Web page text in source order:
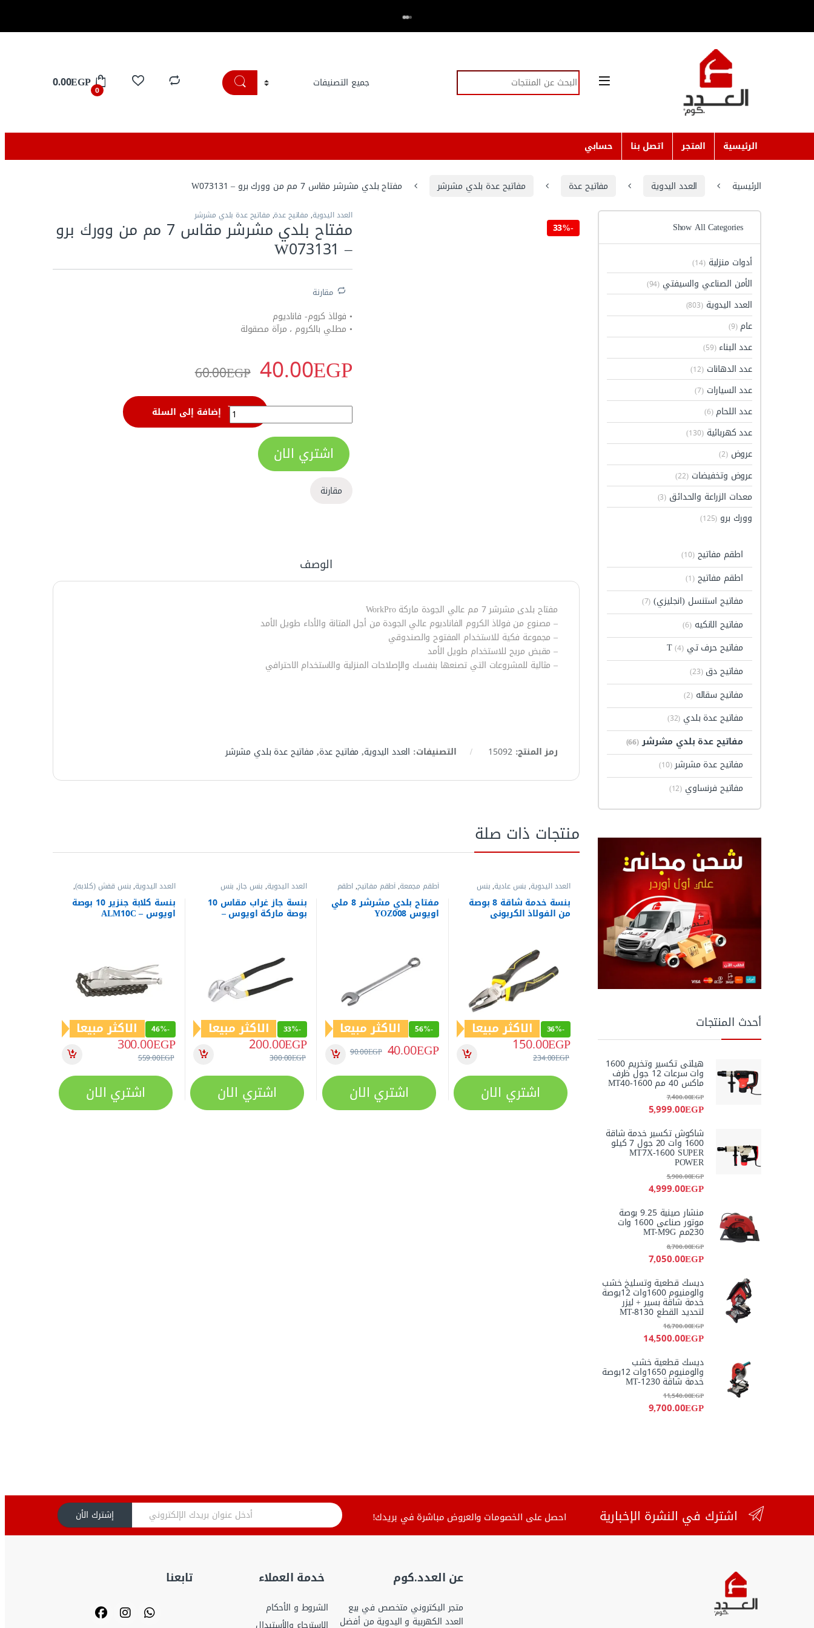
Search for:
0
0.00EGP
الرئيسية المتجر اتصل بنا حسابي
الرئيسية العدد اليدوية مفاتيح عدة مفاتيح عدة بلدي مشرشر مفتاح بلدي مشرشر مقاس 7 مم من وورك برو – W073131
-
33%
العدد اليدوية, مفاتيح عدة, مفاتيح عدة بلدي مشرشر
مفتاح بلدي مشرشر مقاس 7 مم من وورك برو
– W073131
مقارنة
• فولاذ كروم- فاناديوم
• مطلي بالكروم ، مرآة مصقولة
40.00EGP
60.00EGP
مفتاح بلدي مشرشر مقاس 7 مم من وورك برو - W073131 quantity إضافة إلى السلة
اشتري الان
مقارنة
الوصف
مفتاح بلدى مشرشر 7 مم عالي الجودة ماركة WorkPro
– مصنوع من فولاذ الكروم الفاناديوم عالي الجودة من أجل المتانة والأداء طويل الأمد
– مجموعة فكية للاستخدام المفتوح والصندوقي
– مقبض مريح للاستخدام طويل الأمد
– مثالية للمشروعات التي تصنعها بنفسك والإصلاحات المنزلية والاستخدام الاحترافي
رمز المنتج:15092 التصنيفات: العدد اليدوية, مفاتيح عدة, مفاتيح عدة بلدي مشرشر
منتجات ذات صلة
العدد اليدوية, بنس عادية,بنس
وقصافات
بنسة خدمة شاقة 8 بوصة
من الفولاذ الكربوني
ALU815 من اويوس
-
36% الاكثر مبيعا
150.00EGP
234.00EGP
اشتري الان
أطقم مجمعة,أطقم مفاتيح,اطقم
مفاتيح العدد اليدوية مفاتيح عدة
مفاتيح عدة بلدي مشرشر مفتاح بلدي مشرشر 8 ملي
اويوس YOZ008
-
56% الاكثر مبيعا
40.00EGP
90.00EGP
اشتري الان
العدد اليدوية, بنس جاز, بنس
وقصافات
بنسة جاز غراب مقاس 10
بوصة ماركة اويوس –
ALL210
-
33% الاكثر مبيعا
200.00EGP
300.00EGP
اشتري الان
العدد اليدوية,بنس قفش (كلابه),
بنس وقصافات, مفاتيح عدة
بنسة كلابة جنزير 10 بوصة
اويوس – ALM10C
-
46% الاكثر مبيعا
300.00EGP
559.00EGP
اشتري الان
Show All Categories
أدوات منزلية(14)
الأمن الصناعي والسيفتي (94)
العدد اليدوية(803)
عام(9)
عدد البناء(59)
عدد الدهانات(12)
عدد السيارات(7)
عدد اللحام(6)
عدد كهربائية(130)
عروض(2)
عروض وتخفيضات(22)
معدات الزراعة والحدائق (3)
وورك برو (125)
اطقم مفاتيح(10)
اطقم مفاتيح(1)
مفاتيح استنسل (انجليزي) (7)
مفاتيح الانكيه (6)
مفاتيح حرف تي T(4)
مفاتيح دق(23)
مفاتيح سقاله(2)
مفاتيح عدة بلدي (32)
مفاتيح عدة بلدي مشرشر(66)
مفاتيح عدة مشرشر(10)
مفاتيح فرنساوي (12)
أحدث المنتجات
هيلتى تكسير وتخريم 1600
وات سرعات 12 جول ظرف
ماكس 40 مم MT40-1600
5,999.00EGP
7,400.00EGP
شاكوش تكسير خدمة شاقة
1600 وات 20 جول 7 كيلو
MT7X-1600 SUPER
POWER
4,999.00EGP
5,900.00EGP
منشار صينية 9.25 بوصة
موتور صناعى 1600 وات
230مم MT-M9G
7,050.00EGP
8,700.00EGP
ديسك قطعية وتسليخ خشب
والومنيوم 1600وات 12بوصة
خدمة شاقة بسير + ليزر
لتحديد القطع MT-8130
14,500.00EGP
16,700.00EGP
ديسك قطعية خشب
والومنيوم 1650وات 12بوصة
خدمة شاقة MT-1230
9,700.00EGP
11,540.00EGP
اشترك في النشرة الإخبارية احصل على الخصومات والعروض مباشرة في بريدك! إشترك الأن
عن العدد.كوم
متجر اليكتروني متخصص في بيع
العدد الكهربية و اليدوية من أفضل
خدمة العملاء
الشروط و الأحكام
تابعنا